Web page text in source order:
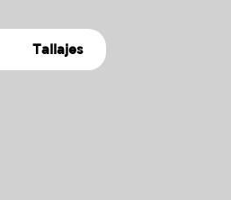
Tallajes